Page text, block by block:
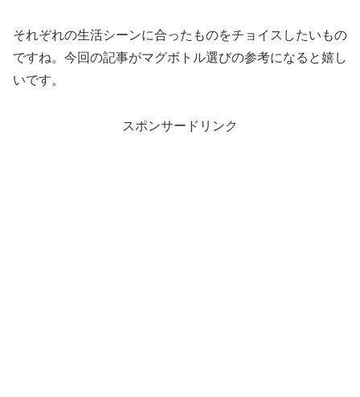
それぞれの生活シーンに合ったものをチョイスしたいもの
ですね。今回の記事がマグボトル選びの参考になると嬉し
いです。
スポンサードリンク